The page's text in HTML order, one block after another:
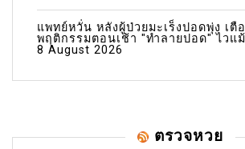
แพทย์หวั่น หลังผู้ป่วยมะเร็งปอดพุ่ง เตื
พฤติกรรมตอนเช้า "ทำลายปอด" ไวแ
8 August 2026
ตรวจหวย